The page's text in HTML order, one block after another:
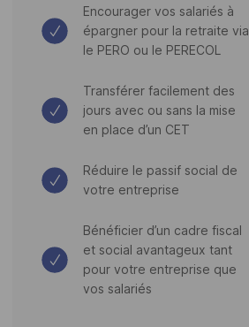
Encourager vos salariés à
épargner pour la retraite via
le PERO ou le PERECOL
Transférer facilement des
jours avec ou sans la mise
en place d’un CET
Réduire le passif social de
votre entreprise
Bénéficier d’un cadre fiscal
et social avantageux tant
pour votre entreprise que
vos salariés